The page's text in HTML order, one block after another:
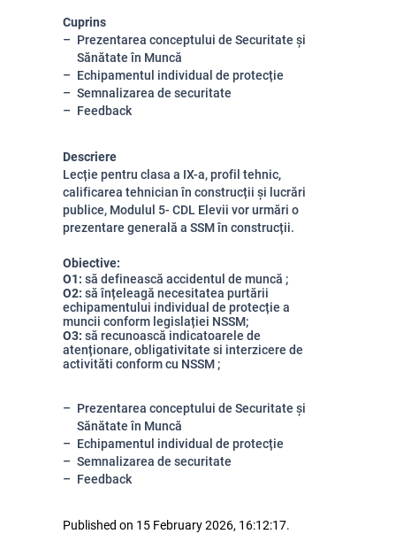
Cuprins
Prezentarea conceptului de Securitate și
Sănătate în Muncă
Echipamentul individual de protecție
Semnalizarea de securitate
Feedback
Descriere
Lecție pentru clasa a IX-a, profil tehnic,
calificarea tehnician în construcții și lucrări
publice, Modulul 5- CDL Elevii vor urmări o
prezentare generală a SSM în construcții.
Obiective:
O1: să definească accidentul de muncă ;
O2: să înțeleagă necesitatea purtării
echipamentului individual de protecție a
muncii conform legislației NSSM;
O3: să recunoască indicatoarele de
atenționare, obligativitate si interzicere de
activităti conform cu NSSM ;
Prezentarea conceptului de Securitate și
Sănătate în Muncă
Echipamentul individual de protecție
Semnalizarea de securitate
Feedback
Published on 15 February 2026, 16:12:17.